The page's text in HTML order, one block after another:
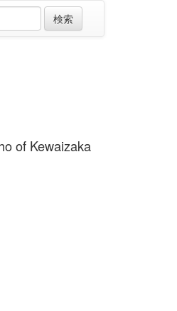
of Kewaizaka